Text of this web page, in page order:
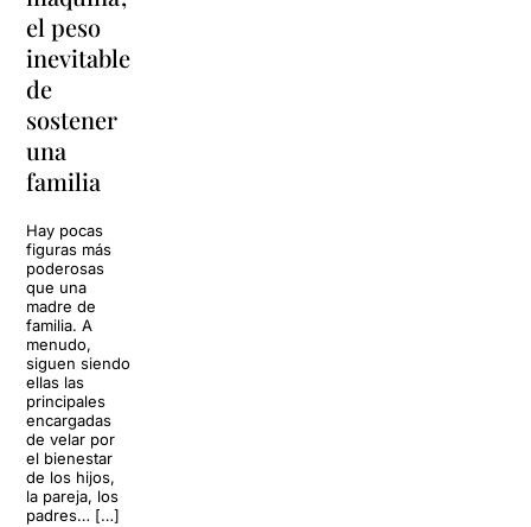
el peso
inevitable
de
sostener
una
familia
Hay pocas
figuras más
poderosas
que una
madre de
familia. A
menudo,
siguen siendo
ellas las
principales
encargadas
de velar por
el bienestar
de los hijos,
la pareja, los
padres… […]